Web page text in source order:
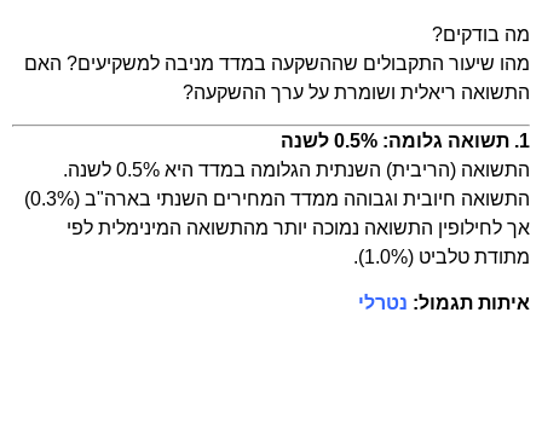
מה בודקים?
מהו שיעור התקבולים שההשקעה במדד מניבה למשקיעים? האם
התשואה ריאלית ושומרת על ערך ההשקעה?
1. תשואה גלומה: 0.5% לשנה
התשואה (הריבית) השנתית הגלומה במדד היא 0.5% לשנה.
התשואה חיובית וגבוהה ממדד המחירים השנתי בארה"ב (0.3%)
אך לחילופין התשואה נמוכה יותר מהתשואה המינימלית לפי
מתודת טלביט (1.0%).
איתות תגמול: נטרלי